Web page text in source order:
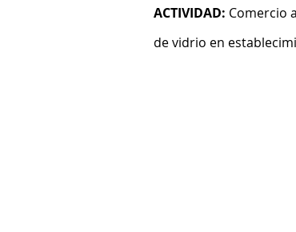
ACTIVIDAD: Comercio
de vidrio en